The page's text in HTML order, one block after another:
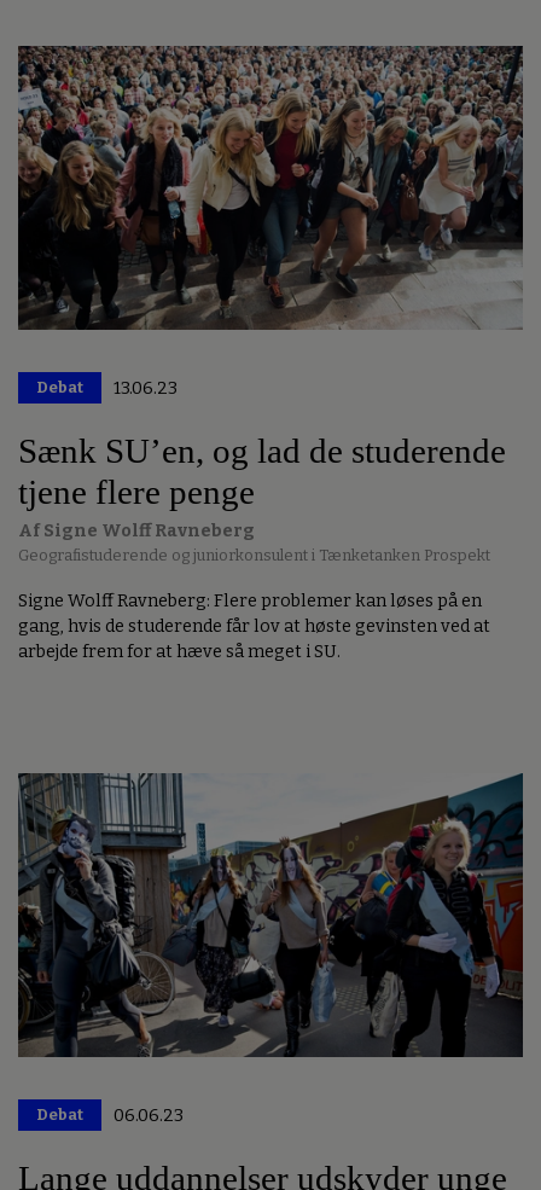
Debat 13.06.23
Sænk SU’en, og lad de studerende
tjene flere penge
Af Signe Wolff Ravneberg
Geografistuderende og juniorkonsulent i Tænketanken Prospekt
Signe Wolff Ravneberg: Flere problemer kan løses på en
gang, hvis de studerende får lov at høste gevinsten ved at
arbejde frem for at hæve så meget i SU.
Debat 06.06.23
Lange uddannelser udskyder unge